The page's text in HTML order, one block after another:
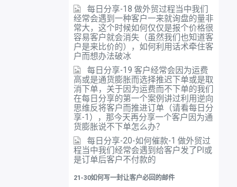
每日分享-18 做外贸过程当中我们
经常会遇到一种客户一来就询盘的量非
常大，这个时候如何仅仅是报个价格很
容易客户就会消失（虽然我们也知道客
户是来比价的），如何利用话术牵住客
户而想办法破冰
每日分享-19 客户经常会因为运费
高或是通货膨胀而选择推迟下单或是取
消下单，关于因为运费而不下单的我们
在每日分享的第一个案例讲过利用逆向
思维反将客户而推进订单（请看每日分
享-1），那今天再分享一个客户因为通
货膨胀说不下单怎么办？
每日分享-20-如何催款-1 做外贸过
程当中我们经常会遇到给客户发了PI或
是订单后客户不付款的
21-30如何写一封让客户必回的邮件